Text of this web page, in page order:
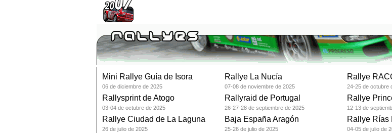
Mini Rallye Guía de Isora
06 de diciembre de 2025
Rallye La Nucía
07-08 de noviembre de 2025
Rallye
24-25 de octubre
Rallysprint de Atogo
03-04 de octubre de 2025
Rallyraid de Portugal
26-27-28 de septiembre de 2025
Rallye
12-13 de
Rallye Ciudad de La Laguna
26 de julio de 2025
Baja España Aragón
25-26 de julio de 2025
Rallye Rías
04-05 de julio de